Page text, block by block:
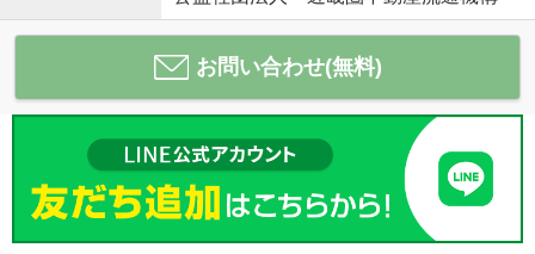
お問い合わせ(無料)